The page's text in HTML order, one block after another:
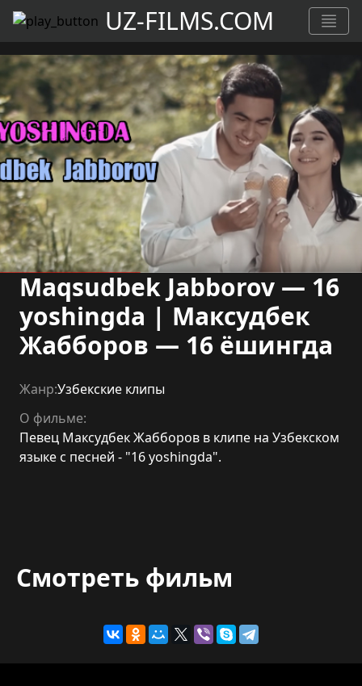
UZ-FILMS.COM
Maqsudbek Jabborov — 16
yoshingda | Максудбек
Жабборов — 16 ёшингда
Жанр:Узбекские клипы
О фильме:
Певец Максудбек Жабборов в клипе на Узбекском
языке с песней - "16 yoshingda".
Смотреть фильм